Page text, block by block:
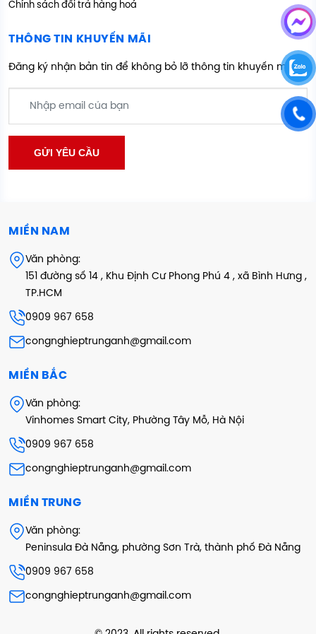
Chính sách đổi trả hàng hoá
THÔNG TIN KHUYẾN MÃI
Đăng ký nhận bản tin để không bỏ lỡ thông tin khuyến mãi
MIỀN NAM
Văn phòng:
151 đường số 14 , Khu Định Cư Phong Phú 4 , xã Bình Hưng ,
TP.HCM
0909 967 658
congnghieptrunganh@gmail.com
MIỀN BẮC
Văn phòng:
Vinhomes Smart City, Phường Tây Mỗ, Hà Nội
0909 967 658
congnghieptrunganh@gmail.com
MIỀN TRUNG
Văn phòng:
Peninsula Đà Nẵng, phường Sơn Trà, thành phố Đà Nẵng
0909 967 658
congnghieptrunganh@gmail.com